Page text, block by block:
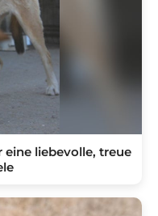
eine liebevolle, treue